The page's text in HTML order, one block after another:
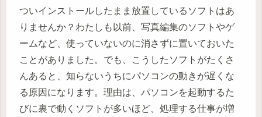
ついインストールしたまま放置しているソフトはあ
りませんか？わたしも以前、写真編集のソフトやゲ
ームなど、使っていないのに消さずに置いておいた
ことがありました。でも、こうしたソフトがたくさ
んあると、知らないうちにパソコンの動きが遅くな
る原因になります。理由は、パソコンを起動するた
びに裏で動くソフトが多いほど、処理する仕事が増